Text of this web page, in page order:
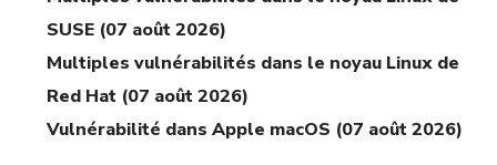
SUSE (07 août 2026)
Multiples vulnérabilités dans le noyau Linux de
Red Hat (07 août 2026)
Vulnérabilité dans Apple macOS (07 août 2026)